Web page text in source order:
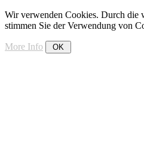
Wir verwenden Cookies. Durch die
stimmen Sie der Verwendung von
More Info OK